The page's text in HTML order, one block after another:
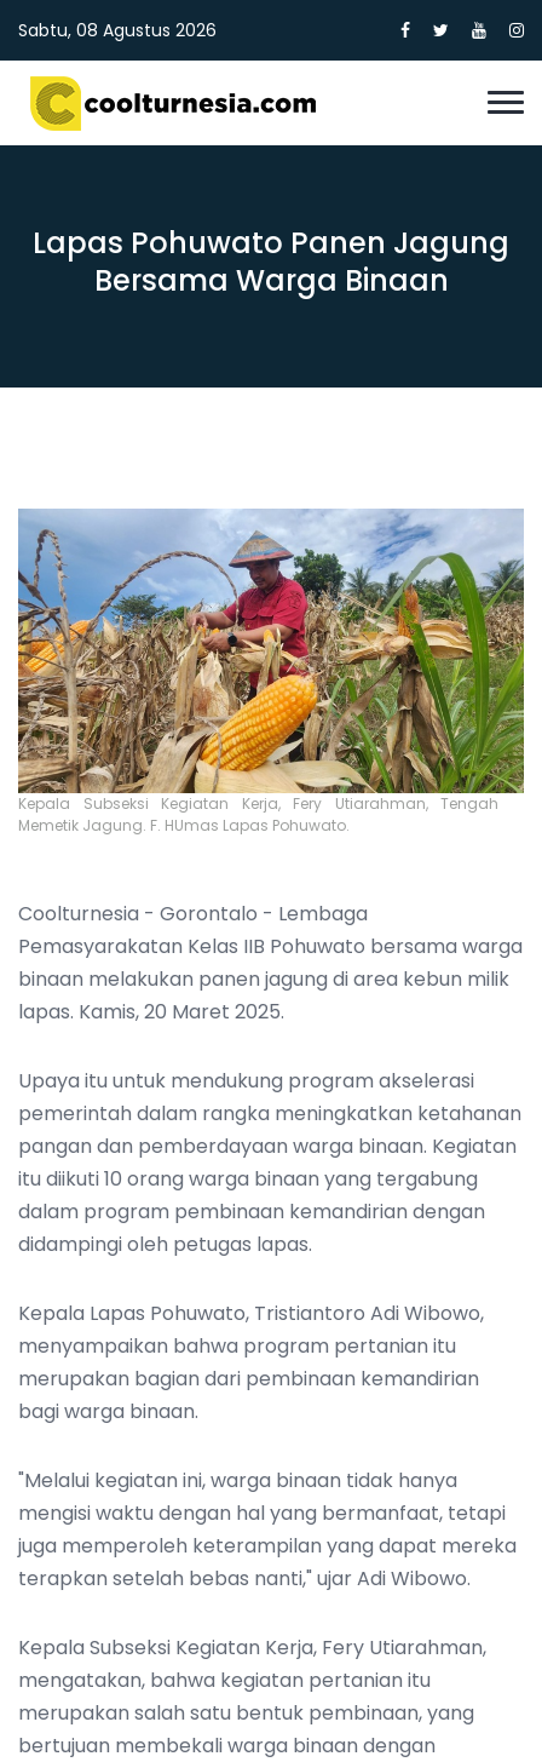
Sabtu, 08 Agustus 2026
Lapas Pohuwato Panen Jagung
Bersama Warga Binaan
Kepala Subseksi Kegiatan Kerja, Fery Utiarahman, Tengah
Memetik Jagung. F. HUmas Lapas Pohuwato.
Coolturnesia - Gorontalo - Lembaga
Pemasyarakatan Kelas IIB Pohuwato bersama warga
binaan melakukan panen jagung di area kebun milik
lapas. Kamis, 20 Maret 2025.
Upaya itu untuk mendukung program akselerasi
pemerintah dalam rangka meningkatkan ketahanan
pangan dan pemberdayaan warga binaan. Kegiatan
itu diikuti 10 orang warga binaan yang tergabung
dalam program pembinaan kemandirian dengan
didampingi oleh petugas lapas.
Kepala Lapas Pohuwato, Tristiantoro Adi Wibowo,
menyampaikan bahwa program pertanian itu
merupakan bagian dari pembinaan kemandirian
bagi warga binaan.
"Melalui kegiatan ini, warga binaan tidak hanya
mengisi waktu dengan hal yang bermanfaat, tetapi
juga memperoleh keterampilan yang dapat mereka
terapkan setelah bebas nanti," ujar Adi Wibowo.
Kepala Subseksi Kegiatan Kerja, Fery Utiarahman,
mengatakan, bahwa kegiatan pertanian itu
merupakan salah satu bentuk pembinaan, yang
bertujuan membekali warga binaan dengan